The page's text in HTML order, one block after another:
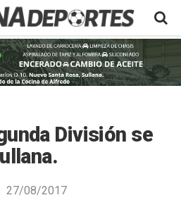
División se
27/08/2017